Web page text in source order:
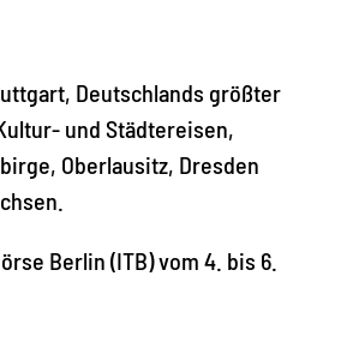
Deutschlands größter
und Städtereisen,
Oberlausitz, Dresden
Berlin (ITB) vom 4. bis 6.